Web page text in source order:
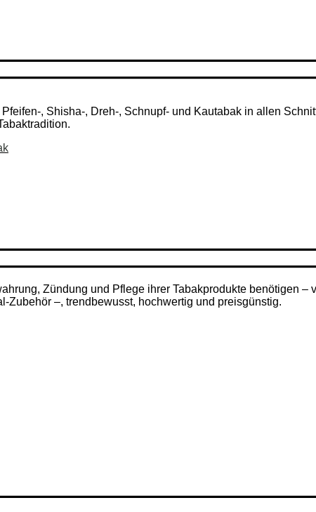
, Shisha-, Dreh-, Schnupf- und Kautabak in allen
Zündung und Pflege ihrer Tabakprodukte benötigen
Zubehör –, trendbewusst, hochwertig und preisgünstig.